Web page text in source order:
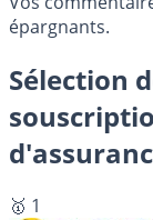
épargnants.
Sélection
🥇 1